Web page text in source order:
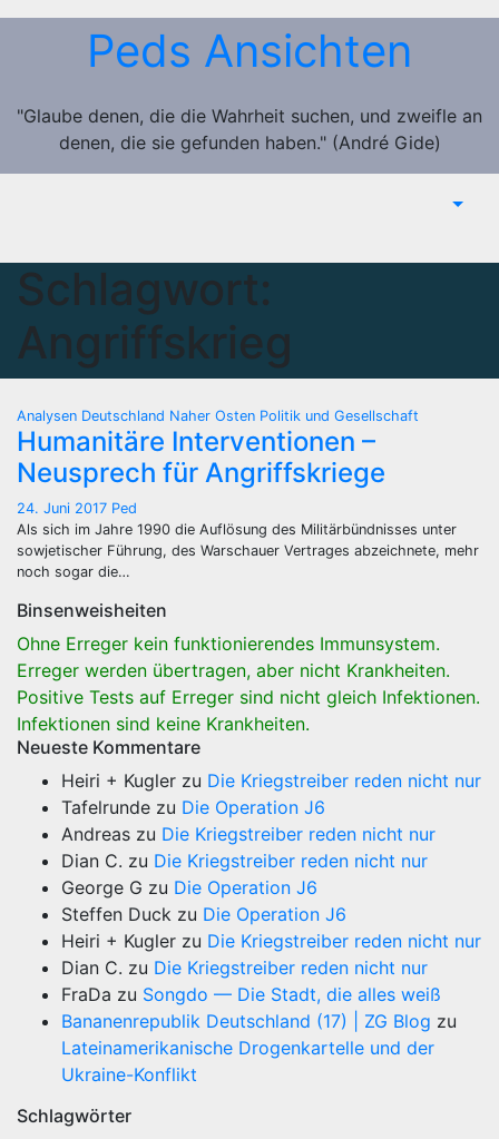
Zum
Peds Ansichten
"Glaube denen, die die Wahrheit suchen, und zweifle an
denen, die sie gefunden haben." (André Gide)
Schlagwort:
Angriffskrieg
Analysen Deutschland Naher Osten Politik und Gesellschaft
Humanitäre Interventionen –
Neusprech für Angriffskriege
24. Juni 2017 Ped
Als sich im Jahre 1990 die Auflösung des Militärbündnisses unter
sowjetischer Führung, des Warschauer Vertrages abzeichnete, mehr
noch sogar die…
Binsenweisheiten
Ohne Erreger kein funktionierendes Immunsystem.
Erreger werden übertragen, aber nicht Krankheiten.
Positive Tests auf Erreger sind nicht gleich Infektionen.
Infektionen sind keine Krankheiten.
Neueste Kommentare
Heiri + Kugler zu Die Kriegstreiber reden nicht nur
Tafelrunde zu Die Operation J6
Andreas zu Die Kriegstreiber reden nicht nur
Dian C. zu Die Kriegstreiber reden nicht nur
George G zu Die Operation J6
Steffen Duck zu Die Operation J6
Heiri + Kugler zu Die Kriegstreiber reden nicht nur
Dian C. zu Die Kriegstreiber reden nicht nur
FraDa zu Songdo — Die Stadt, die alles weiß
Bananenrepublik Deutschland (17) | ZG Blog zu
Lateinamerikanische Drogenkartelle und der
Ukraine-Konflikt
Schlagwörter